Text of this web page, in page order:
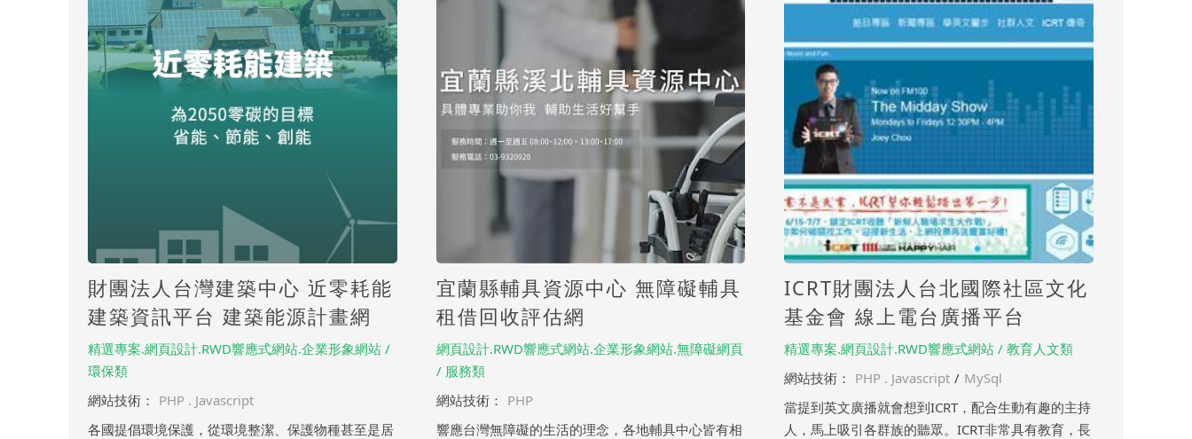
財團法人台灣建築中心 近零耗能
建築資訊平台 建築能源計畫網
精選專案.網頁設計.RWD響應式網站.企業形象網站 /
環保類
網站技術： PHP . Javascript
各國提倡環境保護，從環境整潔、保護物種甚至是居
宜蘭縣輔具資源中心 無障礙輔具
租借回收評估網
網頁設計.RWD響應式網站.企業形象網站.無障礙網頁
/ 服務類
網站技術： PHP
響應台灣無障礙的生活的理念，各地輔具中心皆有相
ICRT財團法人台北國際社區文化
基金會 線上電台廣播平台
精選專案.網頁設計.RWD響應式網站 / 教育人文類
網站技術： PHP . Javascript / MySql
當提到英文廣播就會想到ICRT，配合生動有趣的主持
人，馬上吸引各群族的聽眾。ICRT非常具有教育，長